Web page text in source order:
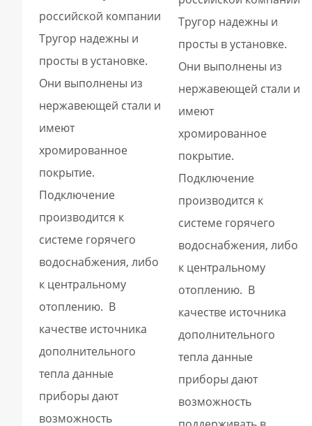
российской компании
Тругор надежны и
просты в установке.
Они выполнены из
нержавеющей стали и
имеют
хромированное
покрытие.
Подключение
производится к
системе горячего
водоснабжения, либо
к центральному
отоплению. В
качестве источника
дополнительного
тепла данные
приборы дают
возможность
Тругор надежны и
просты в установке.
Они выполнены из
нержавеющей стали и
имеют
хромированное
покрытие.
Подключение
производится к
системе горячего
водоснабжения, либо
к центральному
отоплению. В
качестве источника
дополнительного
тепла данные
приборы дают
возможность